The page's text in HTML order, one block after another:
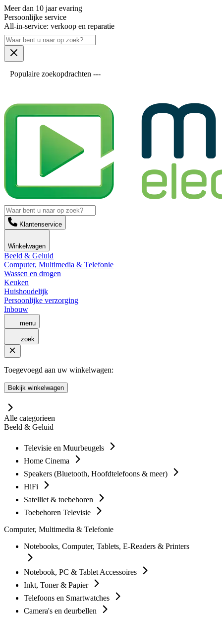
Meer dan 10 jaar evaring
Persoonlijke service
All-in-service: verkoop en reparatie
Populaire zoekopdrachten ---
Klantenservice
Winkelwagen
Beeld & Geluid
Computer, Multimedia & Telefonie
Wassen en drogen
Keuken
Huishoudelijk
Persoonlijke verzorging
Inbouw
menu
zoek
Toegevoegd aan uw winkelwagen:
Bekijk winkelwagen
Alle categorieen
Beeld & Geluid
Televisie en Muurbeugels
Home Cinema
Speakers (Bluetooth, Hoofdtelefoons & meer)
HiFi
Satelliet & toebehoren
Toebehoren Televisie
Computer, Multimedia & Telefonie
Notebooks, Computer, Tablets, E-Readers & Printers
Notebook, PC & Tablet Accessoires
Inkt, Toner & Papier
Telefoons en Smartwatches
Camera's en deurbellen